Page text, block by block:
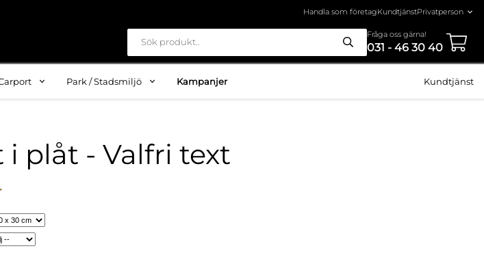
Handla som företagKundtjänst
Fråga oss gärna!
031 - 46 30 40
Park / Stadsmiljö Kampanjer Kundtjänst
i plåt - Valfri text